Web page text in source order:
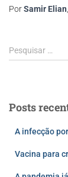
PorSamir Elian
Pesquisar …
Posts
A infecção
Vacina para